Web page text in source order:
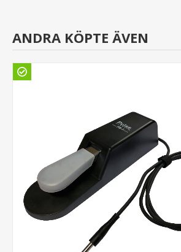
ANDRA KÖPTE ÄVEN